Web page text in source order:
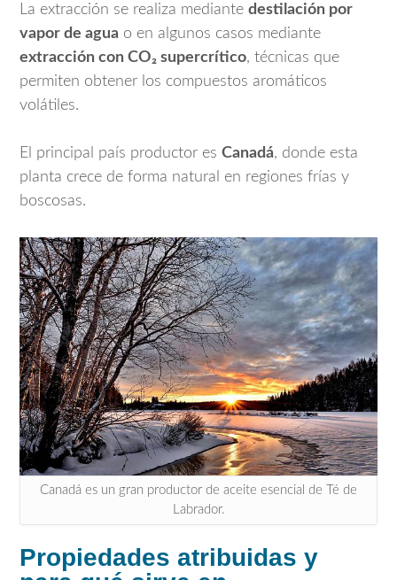
La extracción se realiza mediante destilación por
vapor de agua o en algunos casos mediante
extracción con CO₂ supercrítico, técnicas que
permiten obtener los compuestos aromáticos
volátiles.
El principal país productor es Canadá, donde esta
planta crece de forma natural en regiones frías y
boscosas.
Canadá es un gran productor de aceite esencial de Té de
Labrador.
Propiedades atribuidas y